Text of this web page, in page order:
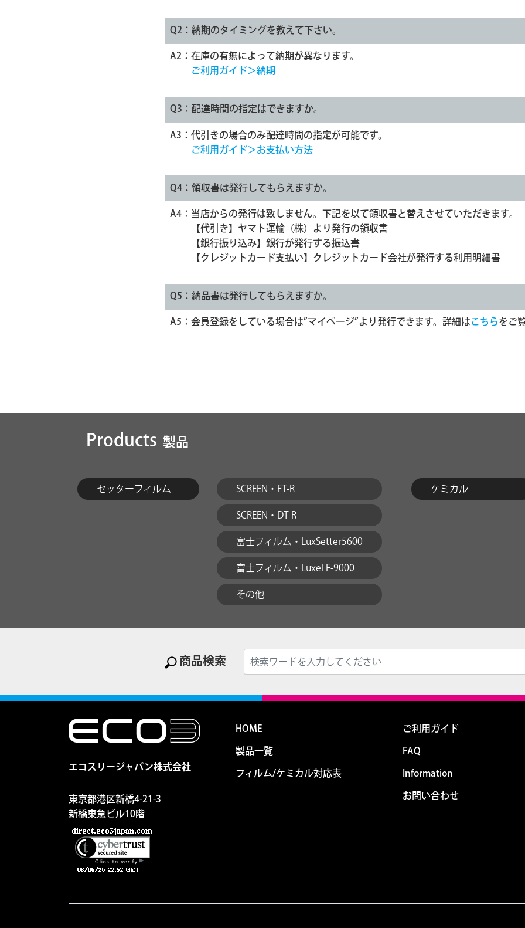
Q2：納期のタイミングを教えて下さい。
A2：在庫の有無によって納期が異なります。
ご利用ガイド＞納期
Q3：配達時間の指定はできますか。
A3：代引きの場合のみ配達時間の指定が可能です。
ご利用ガイド＞お支払い方法
Q4：領収書は発行してもらえますか。
A4： 当店からの発行は致しません。下記を以て領収書と替えさせていただきます。
【代引き】ヤマト運輸（株）より発行の領収書
【銀行振り込み】銀行が発行する振込書
【クレジットカード支払い】クレジットカード会社が発行する利用明細書
Q5：納品書は発行してもらえますか。
A5：会員登録をしている場合は”マイページ”より発行できます。詳細はこちらをご
Products 製品
セッターフィルム SCREEN・FT-R
SCREEN・DT-R
富士フィルム・LuxSetter5600
富士フィルム・Luxel F-9000
その他
ケミカル
商品検索
エコスリージャパン株式会社
東京都港区新橋4-21-3
新橋東急ビル10階
HOME
製品一覧
フィルム/ケミカル対応表
ご利用ガイド
FAQ
Information
お問い合わせ